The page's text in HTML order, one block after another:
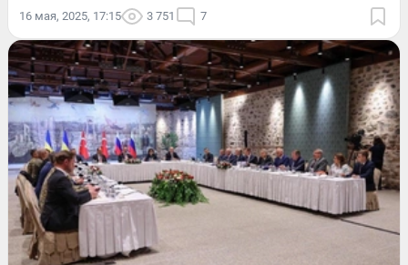
16 мая, 2025, 17:15 3 751 7